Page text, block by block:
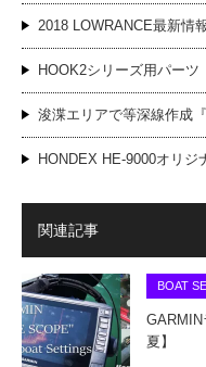
2018 LOWRANCE最新情
HOOK2シリーズ用パーツ
浚渫エリアで等深線作成
HONDEX HE-9000オリジ
関連記事
BOAT
夏】